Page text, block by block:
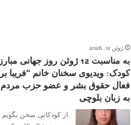
ژوئن 12, 2026
به مناسبت 12 ژوئن روز جهانی
کودک: ویدیوی سخنان خانم “فریبا
فعال حقوق بشر و عضو حزب مردم
به زبان بلوچی
از کودکانی سخن بگویم